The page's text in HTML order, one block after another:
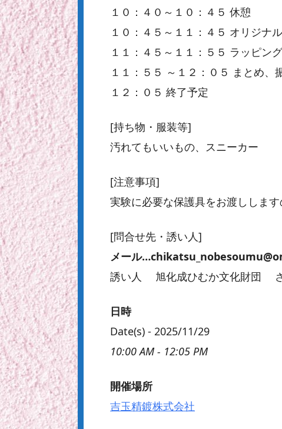
１０：４０～１０：４５ 休憩
１０：４５～１１：４５ オリジナ
１１：４５～１１：５５ ラッピング
１１：５５ ～１２：０５ まとめ、
１２：０５ 終了予定
[持ち物・服装等]
汚れてもいいもの、スニーカー
[注意事項]
実験に必要な保護具をお渡しします
[問合せ先・誘い人]
メール
誘い人 旭化成ひむか文化財団
日時
Date(s) - 2025/11/29
10:00 AM - 12:05 PM
開催場所
吉玉精鍍株式会社